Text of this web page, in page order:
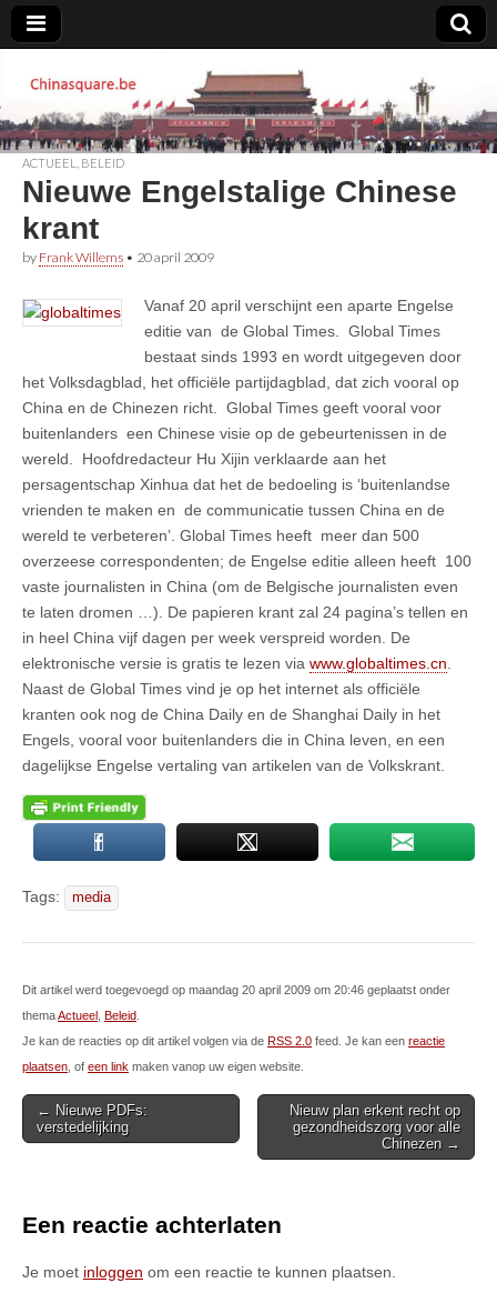
Chinasquare.be
ACTUEEL BELEID
Nieuwe Engelstalige Chinese
krant
by Frank Willems • 20 april 2009
Vanaf 20 april verschijnt een aparte Engelse
editie van de Global Times. Global Times
bestaat sinds 1993 en wordt uitgegeven door
het Volksdagblad, het officiële partijdagblad, dat zich vooral op
China en de Chinezen richt. Global Times geeft vooral voor
buitenlanders een Chinese visie op de gebeurtenissen in de
wereld. Hoofdredacteur Hu Xijin verklaarde aan het
persagentschap Xinhua dat het de bedoeling is ‘buitenlandse
vrienden te maken en de communicatie tussen China en de
wereld te verbeteren’. Global Times heeft meer dan 500
overzeese correspondenten; de Engelse editie alleen heeft 100
vaste journalisten in China (om de Belgische journalisten even
te laten dromen …). De papieren krant zal 24 pagina’s tellen en
in heel China vijf dagen per week verspreid worden. De
elektronische versie is gratis te lezen via www.globaltimes.cn
Naast de Global Times vind je op het internet als officiële
kranten ook nog de China Daily en de Shanghai Daily in het
Engels, vooral voor buitenlanders die in China leven, en een
dagelijkse Engelse vertaling van artikelen van de Volkskrant.
Tags: media
Dit artikel werd toegevoegd op maandag 20 april 2009 om 20:46 geplaatst onder
themaActueel Beleid
Je kan de reacties op dit artikel volgen via de RSS 2.0 feed. Je kan een reactie
plaatsen , of een link maken vanop uw eigen website.
Post
navigation
← Nieuwe PDFs:
verstedelijking
Nieuw plan erkent recht op
gezondheidszorg voor alle
Chinezen →
Een reactie achterlaten
Je moet inloggen om een reactie te kunnen plaatsen.